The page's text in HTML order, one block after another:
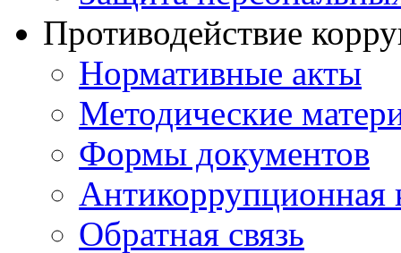
Противодействие
Нормативные акты
Методические
Формы документов
Антикоррупционная
Обратная связь